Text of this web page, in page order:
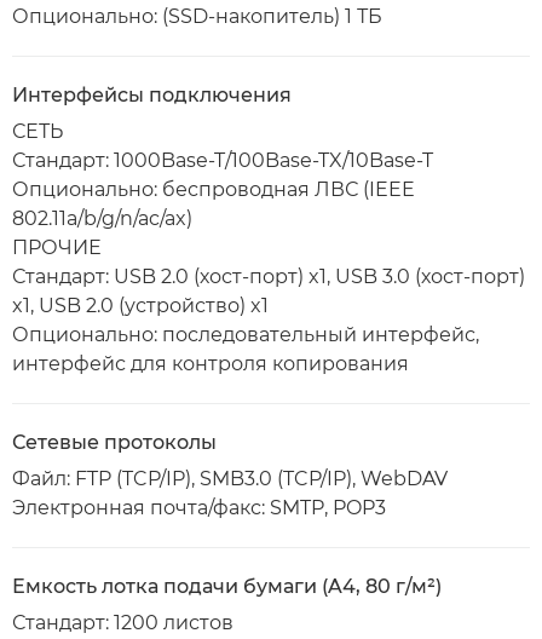
Опционально: (SSD-накопитель) 1 ТБ
Интерфейсы подключения
СЕТЬ
Стандарт: 1000Base-T/100Base-TX/10Base-T
Опционально: беспроводная ЛВС (IEEE
802.11a/b/g/n/ac/ax)
ПРОЧИЕ
Стандарт: USB 2.0 (хост-порт) x1, USB 3.0 (хост-порт)
x1, USB 2.0 (устройство) x1
Опционально: последовательный интерфейс,
интерфейс для контроля копирования
Сетевые протоколы
Файл: FTP (TCP/IP), SMB3.0 (TCP/IP), WebDAV
Электронная почта/факс: SMTP, POP3
Емкость лотка подачи бумаги (A4, 80 г/м²)
Стандарт: 1200 листов